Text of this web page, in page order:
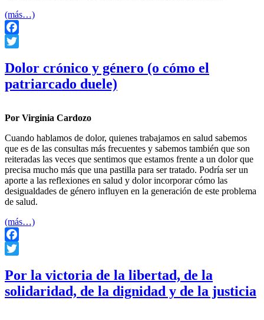
(más…)
Facebook
Dolor crónico y género (o cómo el
patriarcado duele)
Por Virginia Cardozo
Cuando hablamos de dolor, quienes trabajamos en salud sabemos
que es de las consultas más frecuentes y sabemos también que son
reiteradas las veces que sentimos que estamos frente a un dolor que
precisa mucho más que una pastilla para ser tratado. Podría ser un
aporte a las reflexiones en salud y dolor incorporar cómo las
desigualdades de género influyen en la generación de este problema
de salud.
(más…)
Facebook
Por la victoria de la libertad, de la
solidaridad, de la dignidad y de la justicia